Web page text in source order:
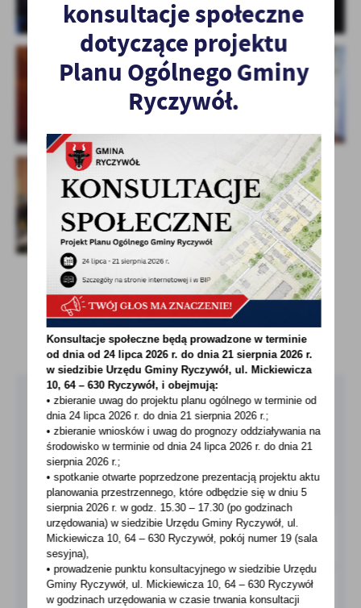
treści w postaci wiadomości, ofert, komunikatów mediów
społecznościowych.
POWRÓT UDOSTĘPNIJ
POPRZEDNIA NASTĘPNA
Pobierz bezpłatną aplikację
MieszkaniecINFO!
O APLIKACJI
konsultacje społeczne
dotyczące projektu
Planu Ogólnego Gminy
Ryczywół.
Konsultacje społeczne będą prowadzone w terminie
od dnia od 24 lipca 2026 r. do dnia 21 sierpnia 2026 r.
w siedzibie Urzędu Gminy Ryczywół, ul. Mickiewicza
10, 64 – 630 Ryczywół, i obejmują:
• zbieranie uwag do projektu planu ogólnego w terminie od
dnia 24 lipca 2026 r. do dnia 21 sierpnia 2026 r.;
• zbieranie wniosków i uwag do prognozy oddziaływania na
środowisko w terminie od dnia 24 lipca 2026 r. do dnia 21
sierpnia 2026 r.;
• spotkanie otwarte poprzedzone prezentacją projektu aktu
planowania przestrzennego, które odbędzie się w dniu 5
sierpnia 2026 r.w godz. 15.30 – 17.30 (po godzinach
urzędowania) w siedzibie Urzędu Gminy Ryczywół, ul.
Mickiewicza 10, 64 – 630 Ryczywół, pokójnumer 19 (sala
sesyjna),
• prowadzenie punktu konsultacyjnego w siedzibie Urzędu
Gminy Ryczywół, ul. Mickiewicza 10, 64 – 630 Ryczywół
w godzinachurzędowania w czasie trwania konsultacji